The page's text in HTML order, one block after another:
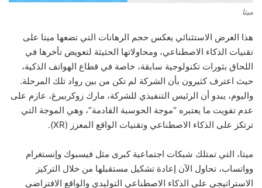
ميتا
هذا العرض الاستثنائي يعكس حجم الرهانات التي تضعها ميتا على
تقنيات الذكاء الاصطناعي، ومحاولاتها الحثيثة لتعويض تأخرها في
اللحاق بثورات تكنولوجية سابقة، خاصة في قطاع الهواتف الذكية،
حيث اعترف كثيرون بأن الشركة لم تكن من بين رواد تلك المرحلة.
واليوم، يبدو أن الرئيس التنفيذي للشركة، مارك زوكربيرغ، عازم على
عدم تفويت ما يعتبره “موجة الحوسبة القادمة”، وهي الموجة التي
ترتكز على الذكاء الاصطناعي وتقنيات الواقع المعزز (XR).
ميتا، التي تمتلك شبكات اجتماعية كبرى مثل فيسبوك وإنستغرام
وواتساب، تحاول الآن إعادة تشكيل مستقبلها من خلال التركيز
الاستراتيجي على الذكاء الاصطناعي التوليدي والواقع الافتراضي